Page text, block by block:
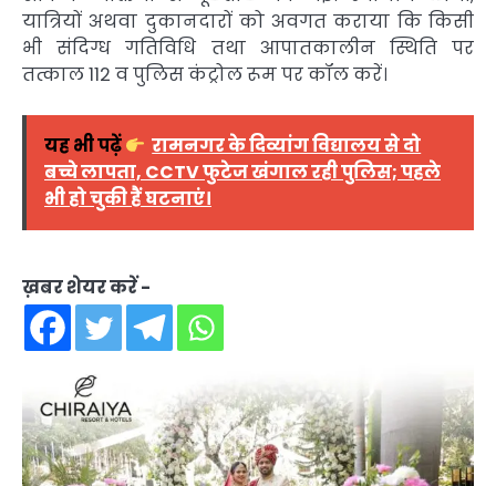
यात्रियों अथवा दुकानदारों को अवगत कराया कि किसी
भी संदिग्ध गतिविधि तथा आपातकालीन स्थिति पर
तत्काल 112 व पुलिस कंट्रोल रूम पर कॉल करें।
यह भी पढ़ें
रामनगर के दिव्यांग विद्यालय से दो
बच्चे लापता, CCTV फुटेज खंगाल रही पुलिस; पहले
भी हो चुकी हैं घटनाएं।
ख़बर शेयर करें -